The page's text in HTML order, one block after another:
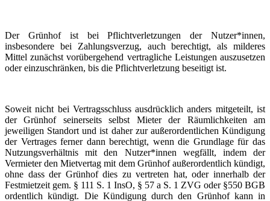
Der Grünhof ist bei Pflichtverletzungen der Nutzer*innen,
insbesondere bei Zahlungsverzug, auch berechtigt, als milderes
Mittel zunächst vorübergehend vertragliche Leistungen auszusetzen
oder einzuschränken, bis die Pflichtverletzung beseitigt ist.
Soweit nicht bei Vertragsschluss ausdrücklich anders mitgeteilt, ist
der Grünhof seinerseits selbst Mieter der Räumlichkeiten am
jeweiligen Standort und ist daher zur außerordentlichen Kündigung
der Vertrages ferner dann berechtigt, wenn die Grundlage für das
Nutzungsverhältnis mit den Nutzer*innen wegfällt, indem der
Vermieter den Mietvertag mit dem Grünhof außerordentlich kündigt,
ohne dass der Grünhof dies zu vertreten hat, oder innerhalb der
Festmietzeit gem. § 111 S. 1 InsO, § 57 a S. 1 ZVG oder §550 BGB
ordentlich kündigt. Die Kündigung durch den Grünhof kann in